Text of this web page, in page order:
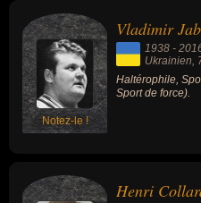
Notez-le !
Vladimir
1938 -
Ukrainien,
Haltérophile,
Sport de force).
Henri